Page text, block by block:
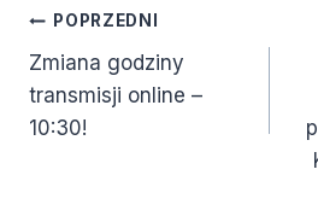
Nawigacja
wpisu
POPRZEDNI
Zmiana godziny
transmisji online –
10:30!